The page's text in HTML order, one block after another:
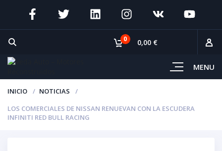
MENU
0 0,00 €
INICIO
NOTICIAS
LOS COMERCIALES DE NISSAN RENUEVAN CON LA ESCUDERA
INFINITI RED BULL RACING